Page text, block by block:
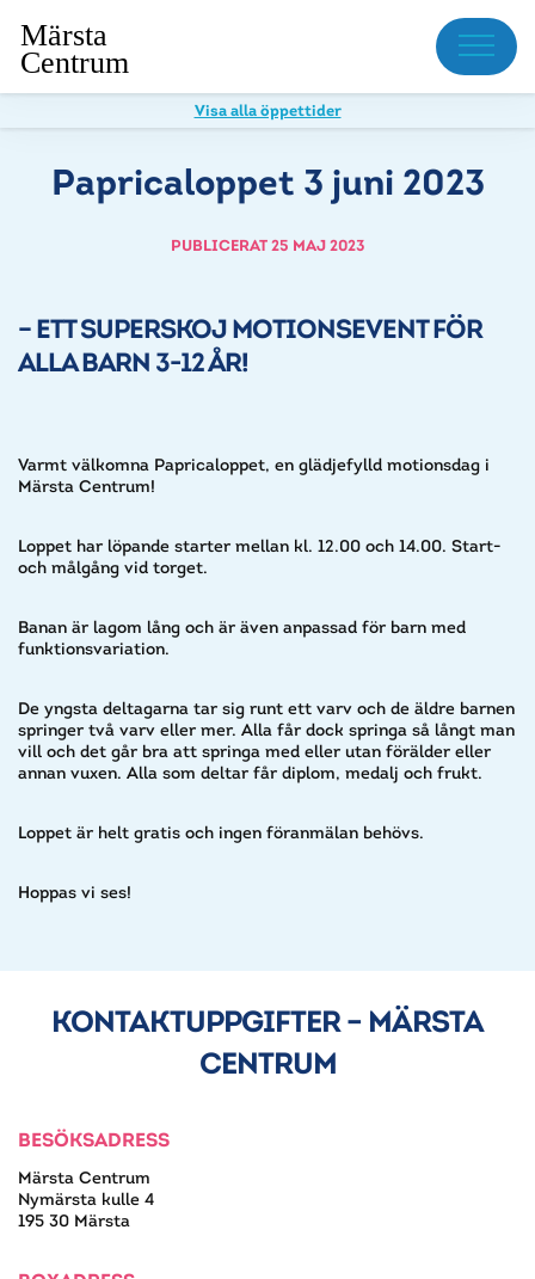
Meny
Visa alla öppettider
Papricaloppet 3 juni 2023
PUBLICERAT 25 MAJ 2023
– ETT SUPERSKOJ MOTIONSEVENT FÖR
ALLA BARN 3-12 ÅR!
Varmt välkomna Papricaloppet, en glädjefylld motionsdag i
Märsta Centrum!
Loppet har löpande starter mellan kl. 12.00 och 14.00. Start-
och målgång vid torget.
Banan är lagom lång och är även anpassad för barn med
funktionsvariation.
De yngsta deltagarna tar sig runt ett varv och de äldre barnen
springer två varv eller mer. Alla får dock springa så långt man
vill och det går bra att springa med eller utan förälder eller
annan vuxen. Alla som deltar får diplom, medalj och frukt.
Loppet är helt gratis och ingen föranmälan behövs.
Hoppas vi ses!
KONTAKTUPPGIFTER – MÄRSTA
CENTRUM
BESÖKSADRESS
Märsta Centrum
Nymärsta kulle 4
195 30 Märsta